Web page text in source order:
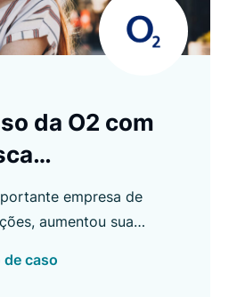
da O2 com
por IA
e no
perguntas
empresa de
aumentou sua
em várias
de caso